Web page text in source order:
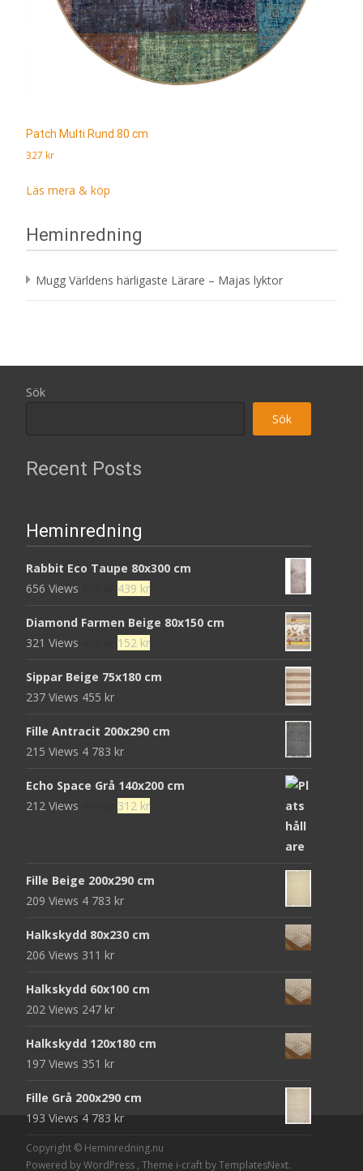
Patch Multi Rund 80 cm
327 kr
Läs mera & köp
Heminredning
Mugg Världens härligaste Lärare – Majas lyktor
Sök
Sök
Recent Posts
Heminredning
Rabbit Eco Taupe 80x300 cm
656 Views
Det
priset
var:
439 krDet
priset
är:
Diamond Farmen Beige 80x150 cm
321 Views
Det
priset
152 krDet
priset
Sippar Beige 75x180 cm
237 Views 455 kr
Fille Antracit 200x290 cm
215 Views 4 783 kr
Echo Space Grå 140x200 cm
212 Views
Det
952 kr.
312 krDet
312 kr.
Fille Beige 200x290 cm
209 Views 4 783 kr
Halkskydd 80x230 cm
206 Views 311 kr
Halkskydd 60x100 cm
202 Views 247 kr
Halkskydd 120x180 cm
197 Views 351 kr
Fille Grå 200x290 cm
193 Views 4 783 kr
Copyright © Heminredning.nu
Powered by WordPress , Theme i-craft by TemplatesNext.